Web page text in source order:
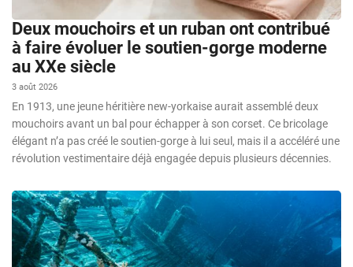
Deux mouchoirs et un ruban ont contribué
à faire évoluer le soutien-gorge moderne
au XXe siècle
3 août 2026
En 1913, une jeune héritière new-yorkaise aurait assemblé deux
mouchoirs avant un bal pour échapper à son corset. Ce bricolage
élégant n’a pas créé le soutien-gorge à lui seul, mais il a accéléré une
révolution vestimentaire déjà engagée depuis plusieurs décennies.